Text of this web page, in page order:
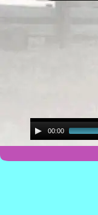
00:00